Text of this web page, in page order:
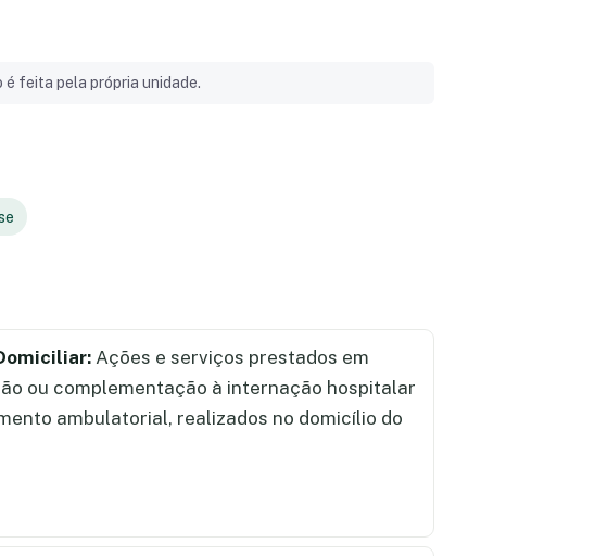
é feita pela própria unidade.
Ações e serviços prestados em
ou complementação à internação hospitalar
ambulatorial, realizados no domicílio do